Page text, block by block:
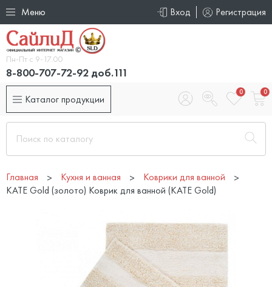
Меню Вход Регистрация
Пн-Пт с 9-17.00
8-800-707-72-92 доб.111
Каталог продукции
0 0
Главная Кухня и ванная
Коврики для ванной
KATE Gold (золото) Коврик для ванной (KATE Gold)